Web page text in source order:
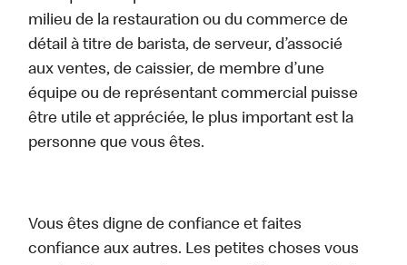
milieu de la restauration ou du commerce de
détail à titre de barista, de serveur, d’associé
aux ventes, de caissier, de membre d’une
équipe ou de représentant commercial puisse
être utile et appréciée, le plus important est la
personne que vous êtes.
Vous êtes digne de confiance et faites
confiance aux autres. Les petites choses vous